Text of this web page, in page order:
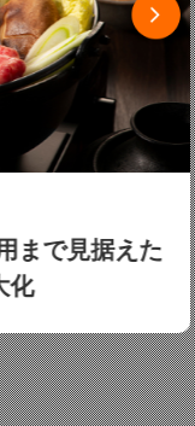
ゲットを学生
採用に成